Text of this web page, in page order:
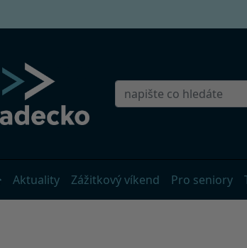
Aktuality Zážitkový víkend Pro seniory